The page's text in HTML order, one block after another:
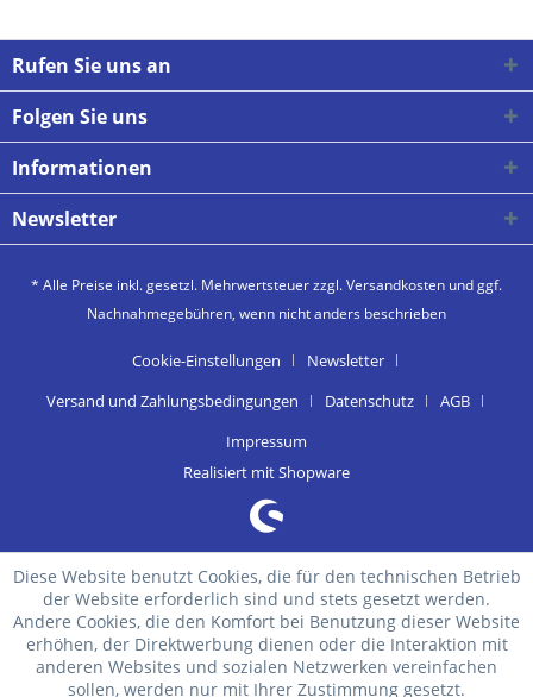
Rufen Sie uns an
Folgen Sie uns
Informationen
Newsletter
* Alle Preise inkl. gesetzl. Mehrwertsteuer zzgl.Versandkosten und ggf.
Nachnahmegebühren, wenn nicht anders beschrieben
Cookie-Einstellungen
Newsletter
Versand und Zahlungsbedingungen
Datenschutz
AGB
Impressum
Realisiert mit Shopware
Diese Website benutzt Cookies, die für den technischen Betrieb
der Website erforderlich sind und stets gesetzt werden.
Andere Cookies, die den Komfort bei Benutzung dieser Website
erhöhen, der Direktwerbung dienen oder die Interaktion mit
anderen Websites und sozialen Netzwerken vereinfachen
sollen, werden nur mit Ihrer Zustimmung gesetzt.